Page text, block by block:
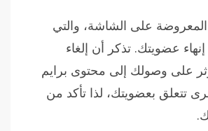
المعروضة على الشاشة، والتي
عضويتك. تذكر أن إلغاء
على وصولك إلى محتوى برايم
تتعلق بعضويتك، لذا تأكد من